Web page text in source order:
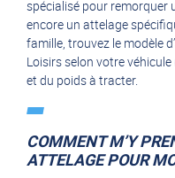
spécialisé pour remorquer
encore un attelage
famille, trouvez le modèle
Loisirs selon votre
et du poids à tracter.
COMMENT M’Y
ATTELAGE POUR